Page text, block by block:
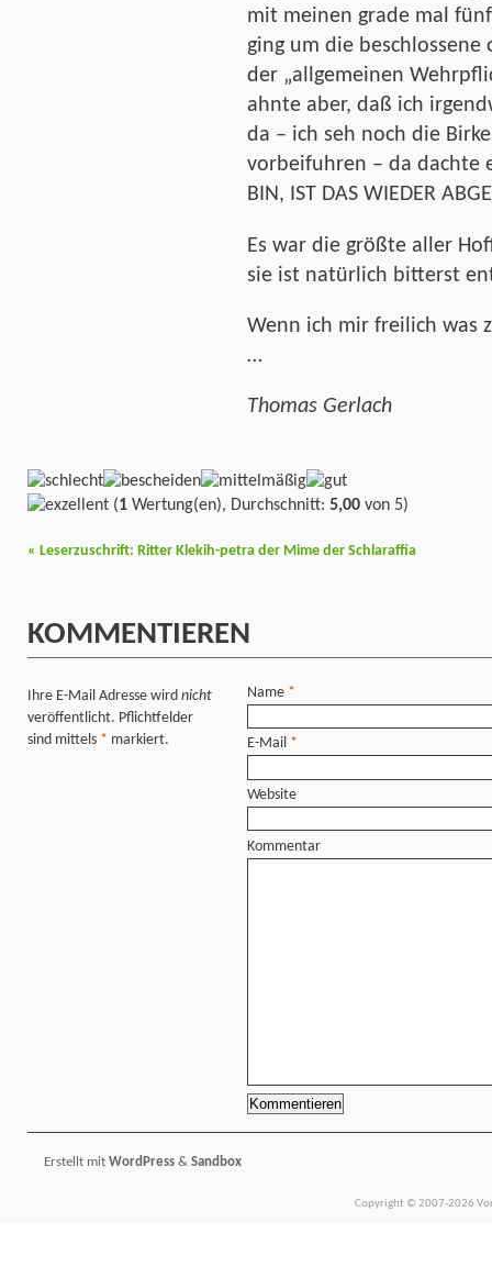
mit meinen grade mal
ging um die
der „allgemeinen
ahnte aber, daß ich
da – ich seh noch die
vorbeifuhren – da dachte
BIN, IST DAS WIEDER
Es war die größte aller
sie ist natürlich bitterst
Wenn ich mir freilich was
…
Thomas Gerlach
(1 Wertung(en), Durchschnitt: 5,00 von 5)
« Leserzuschrift: Ritter Klekih-petra der Mime der Schlaraffia
KOMMENTIEREN
Ihre E-Mail Adresse wird nicht
veröffentlicht. Pflichtfelder
sind mittels * markiert.
Name *
E-Mail *
Website
Kommentar
Erstellt mit WordPress & Sandbox
Copyright © 2007-2026